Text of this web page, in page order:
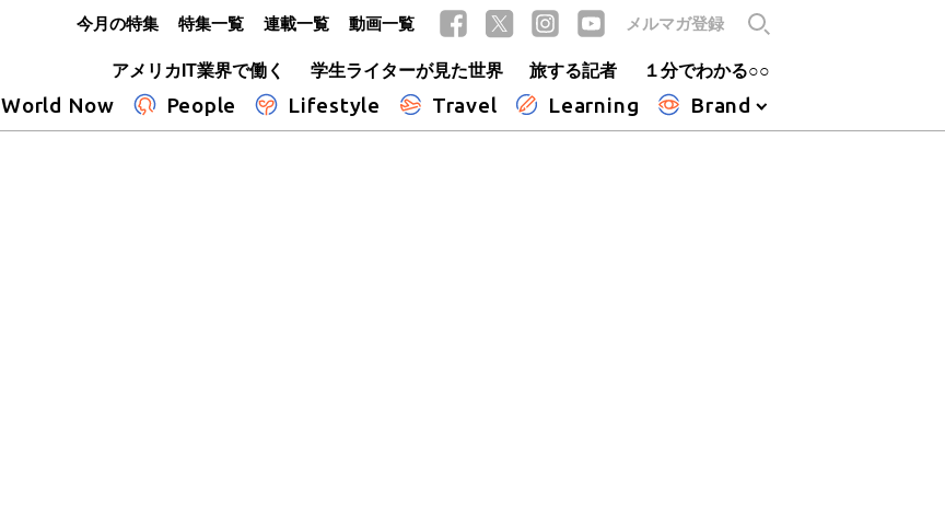
アメリカIT業界で働く
学生ライターが見た世界 旅する記者 １分でわかる○○
World Now People Lifestyle Travel Learning Brand
今月の特集 特集一覧 連載一覧 動画一覧 メルマガ登録